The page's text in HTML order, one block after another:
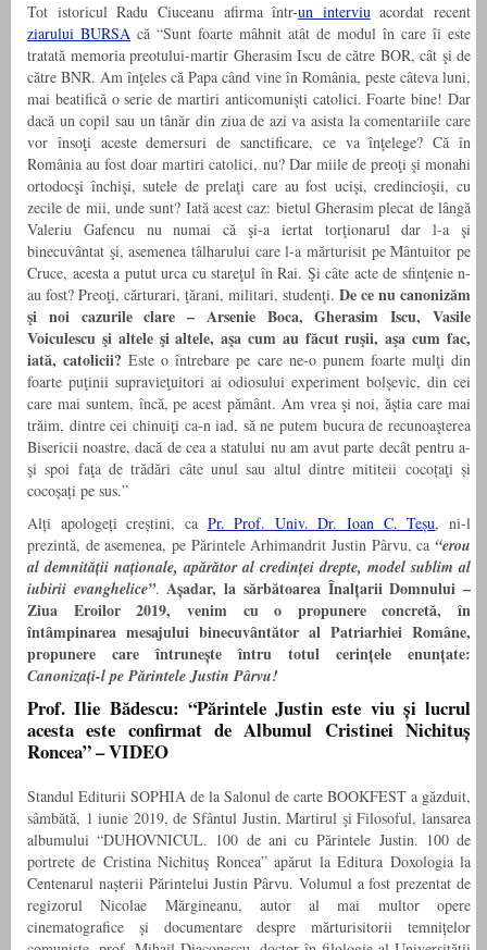
Tot istoricul Radu Ciuceanu afirma într-un interviuacordat recent
ziarului BURSA că “Sunt foarte mâhnit atât de modul în care îi este
tratată memoria preotului-martir Gherasim Iscu de către BOR, cât şi de
către BNR. Am înţeles că Papa când vine în România, peste câteva luni,
mai beatifică o serie de martiri anticomunişti catolici. Foarte bine! Dar
dacă un copil sau un tânăr din ziua de azi va asista la comentariile care
vor însoţi aceste demersuri de sanctificare, ce va înţelege? Că în
România au fost doar martiri catolici, nu? Dar miile de preoţi şi monahi
ortodocşi închişi, sutele de prelaţi care au fost ucişi, credincioşii, cu
zecile de mii, unde sunt? Iată acest caz: bietul Gherasim plecat de lângă
Valeriu Gafencu nu numai că şi-a iertat torţionarul dar l-a şi
binecuvântat şi, asemenea tâlharului care l-a mărturisit pe Mântuitor pe
Cruce, acesta a putut urca cu stareţul în Rai. Şi câte acte de sfinţenie n-
au fost? Preoţi, cărturari, ţărani, militari, studenţi. De ce nu canonizăm
şi noi cazurile clare – Arsenie Boca, Gherasim Iscu, Vasile
Voiculescu şi altele şi altele, aşa cum au făcut ruşii, aşa cum fac,
iată, catolicii? Este o întrebare pe care ne-o punem foarte mulţi din
foarte puţinii supravieţuitori ai odiosului experiment bolşevic, din cei
care mai suntem, încă, pe acest pământ. Am vrea şi noi, ăştia care mai
trăim, dintre cei chinuiţi ca-n iad, să ne putem bucura de recunoaşterea
Bisericii noastre, dacă de cea a statului nu am avut parte decât pentru a-
şi spoi faţa de trădări câte unul sau altul dintre mititeii cocoțaţi și
cocoșați pe sus.”
Alți apologeți creștini, ca Pr. Prof. Univ. Dr. Ioan C. Teșu, ni-l
prezintă, de asemenea, pe Părintele Arhimandrit Justin Pârvu, ca “erou
al demnității naționale, apărător al credinței drepte, model sublim al
iubirii evanghelice”.Așadar, la sărbătoarea Înalțarii Domnului –
Ziua Eroilor 2019, venim cu o propunere concretă, în
întâmpinarea mesajului binecuvântător al Patriarhiei Române,
propunere care întrunește întru totul cerințele enunțate:
Canonizați-l pe Părintele Justin Pârvu!
Prof. Ilie Bădescu: “Părintele Justin este viu și lucrul
acesta este confirmat de Albumul Cristinei Nichituș
Roncea” – VIDEO
Standul Editurii SOPHIA de la Salonul de carte BOOKFEST a găzduit,
sâmbătă, 1 iunie 2019, de Sfântul Justin, Martirul şi Filosoful, lansarea
albumului “DUHOVNICUL. 100 de ani cu Părintele Justin. 100 de
portrete de Cristina Nichituş Roncea”apărut la Editura Doxologia la
Centenarul nașterii Părintelui Justin Pârvu. Volumul a fost prezentat de
regizorul Nicolae Mărgineanu, autor al mai multor opere
cinematografice și documentare despre mărturisitorii temnițelor